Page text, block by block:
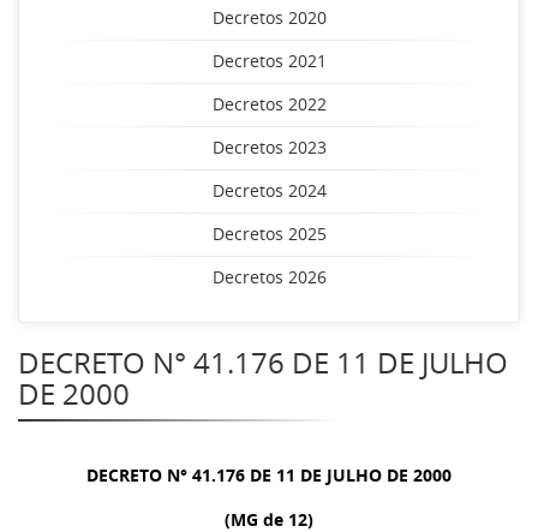
Decretos 2020
Decretos 2021
Decretos 2022
Decretos 2023
Decretos 2024
Decretos 2025
Decretos 2026
DECRETO N° 41.176 DE 11 DE JULHO
DE 2000
DECRETO N° 41.176 DE 11 DE JULHO DE 2000
(MG de 12)